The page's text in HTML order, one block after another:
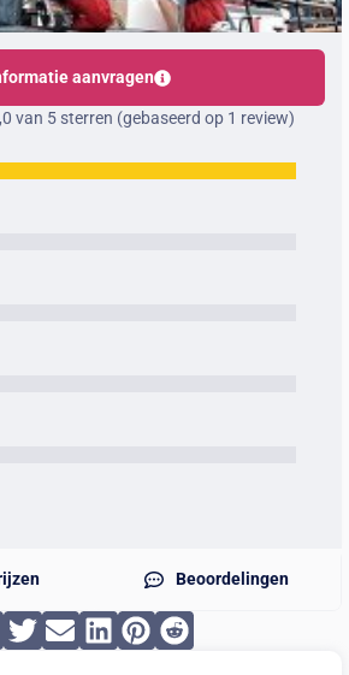
aanvragen
van 5 sterren (gebaseerd op 1 review)
Beoordelingen